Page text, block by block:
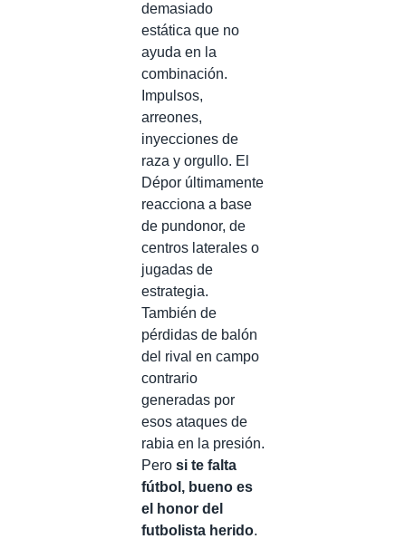
demasiado
estática que no
ayuda en la
combinación.
Impulsos,
arreones,
inyecciones de
raza y orgullo. El
Dépor últimamente
reacciona a base
de pundonor, de
centros laterales o
jugadas de
estrategia.
También de
pérdidas de balón
del rival en campo
contrario
generadas por
esos ataques de
rabia en la presión.
Pero si te falta
fútbol, bueno es
el honor del
futbolista herido.